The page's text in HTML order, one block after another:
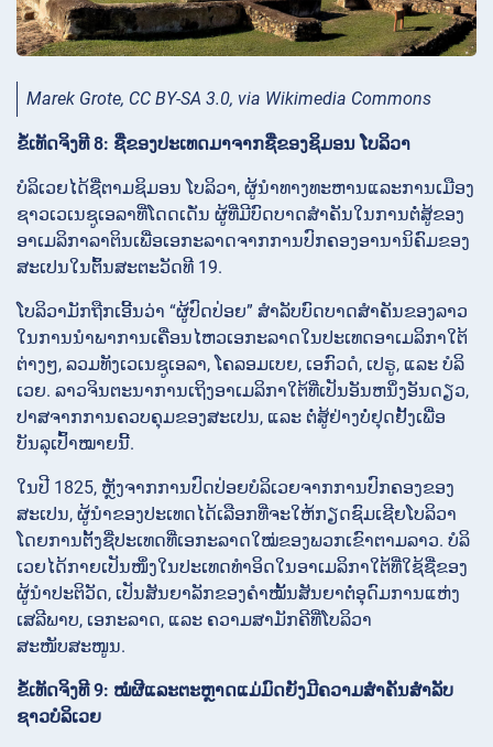
Marek Grote, CC BY-SA 3.0, via Wikimedia Commons
ຂໍ້ເທັດຈິງທີ 8: ຊື່ຂອງປະເທດມາຈາກຊື່ຂອງຊິມອນ ໂບລິວາ
ບໍລິເວຍໄດ້ຊື່ຕາມຊິມອນ ໂບລິວາ, ຜູ້ນຳທາງທະຫານແລະການເມືອງ
ຊາວເວເນຊູເອລາທີ່ໂດດເດັ່ນ ຜູ້ທີ່ມີບົດບາດສຳຄັນໃນການຕໍ່ສູ້ຂອງ
ອາເມລິກາລາຕິນເພື່ອເອກະລາດຈາກການປົກຄອງອານານິຄົມຂອງ
ສະເປນໃນຕົ້ນສະຕະວັດທີ 19.
ໂບລິວາມັກຖືກເອີ້ນວ່າ “ຜູ້ປົດປ່ອຍ” ສຳລັບບົດບາດສຳຄັນຂອງລາວ
ໃນການນຳພາການເຄື່ອນໄຫວເອກະລາດໃນປະເທດອາເມລິກາໃຕ້
ຕ່າງໆ, ລວມທັງເວເນຊູເອລາ, ໂຄລອມເບຍ, ເອກົວດໍ, ເປຣູ, ແລະ ບໍລິ
ເວຍ. ລາວຈິນຕະນາການເຖິງອາເມລິກາໃຕ້ທີ່ເປັນອັນຫນຶ່ງອັນດຽວ,
ປາສຈາກການຄວບຄຸມຂອງສະເປນ, ແລະ ຕໍ່ສູ້ຢ່າງບໍ່ຢຸດຢັ້ງເພື່ອ
ບັນລຸເປົ້າໝາຍນີ້.
ໃນປີ 1825, ຫຼັງຈາກການປົດປ່ອຍບໍລິເວຍຈາກການປົກຄອງຂອງ
ສະເປນ, ຜູ້ນຳຂອງປະເທດໄດ້ເລືອກທີ່ຈະໃຫ້ກຽດຊົມເຊີຍໂບລິວາ
ໂດຍການຕັ້ງຊື່ປະເທດທີ່ເອກະລາດໃໝ່ຂອງພວກເຂົາຕາມລາວ. ບໍລິ
ເວຍໄດ້ກາຍເປັນໜຶ່ງໃນປະເທດທຳອິດໃນອາເມລິກາໃຕ້ທີ່ໃຊ້ຊື່ຂອງ
ຜູ້ນຳປະຕິວັດ, ເປັນສັນຍາລັກຂອງຄຳໝັ້ນສັນຍາຕໍ່ອຸດົມການແຫ່ງ
ເສລີພາບ, ເອກະລາດ, ແລະ ຄວາມສາມັກຄີທີ່ໂບລິວາ
ສະໜັບສະໜູນ.
ຂໍ້ເທັດຈິງທີ 9: ໝໍຜີແລະຕະຫຼາດແມ່ມົດຍັງມີຄວາມສຳຄັນສຳລັບ
ຊາວບໍລິເວຍ